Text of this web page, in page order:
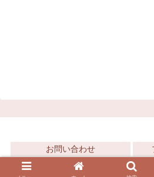
お問い合わせ
© 2021 現地採用30代女ナナコ